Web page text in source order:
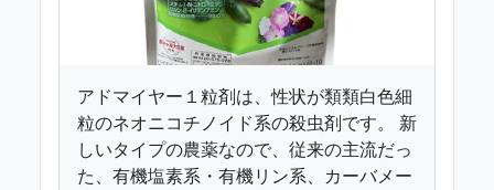
アドマイヤー１粒剤は、性状が類類白色細
粒のネオニコチノイド系の殺虫剤です。 新
しいタイプの農薬なので、従来の主流だっ
た、有機塩素系・有機リン系、カーバメー